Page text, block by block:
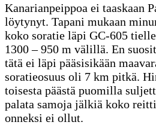
Kanarianpeippoa ei taaskaan
löytynyt. Tapani mukaan
koko soratie läpi GC-605
1300 – 950 m välillä. En
tätä ei läpi pääsisikään
soratieosuus oli 7 km pitkä.
toisesta päästä puomilla
palata samoja jälkiä koko
onneksi ei ollut.